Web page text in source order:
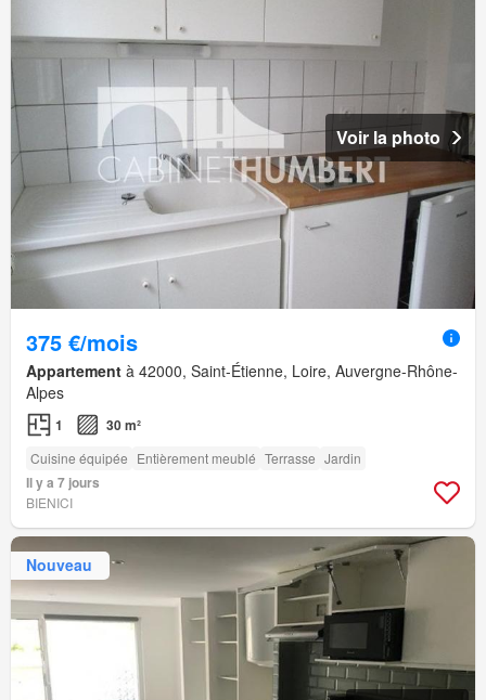
Voir la photo
375 €/mois
Appartement à 42000, Saint-Étienne, Loire, Auvergne-Rhône-
Alpes
1 30 m²
Cuisine équipée Entièrement meublé Terrasse Jardin
Il y a 7 jours
BIENICI
Nouveau